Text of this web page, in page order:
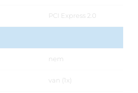
PCI Express 2.0
nem
van (1x)